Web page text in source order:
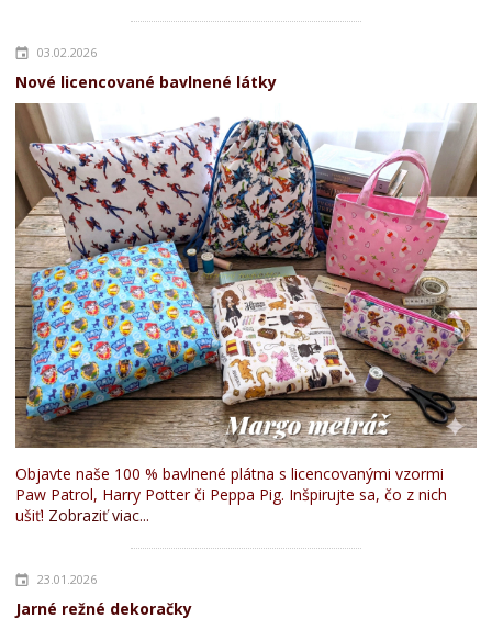
03.02.2026
Nové licencované bavlnené látky
Objavte naše 100 % bavlnené plátna s licencovanými vzormi
Paw Patrol, Harry Potter či Peppa Pig. Inšpirujte sa, čo z nich
ušiť! Zobraziť viac...
23.01.2026
Jarné režné dekoračky